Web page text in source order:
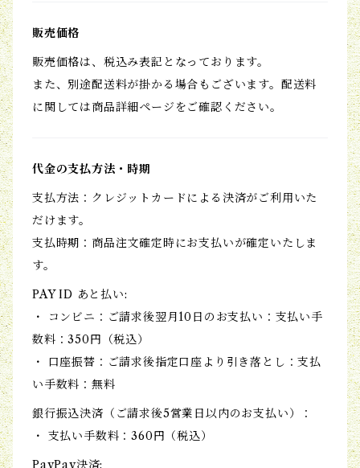
販売価格
販売価格は、税込み表記となっております。
また、別途配送料が掛かる場合もございます。配送料
に関しては商品詳細ページをご確認ください。
代金の支払方法・時期
支払方法：クレジットカードによる決済がご利用いた
だけます。
支払時期：商品注文確定時にお支払いが確定いたしま
す。
PAY ID あと払い:
・ コンビニ：ご請求後翌月10日のお支払い：支払い手
数料：350円（税込）
・ 口座振替：ご請求後指定口座より引き落とし：支払
い手数料：無料
銀行振込決済（ご請求後5営業日以内のお支払い）：
・ 支払い手数料：360円（税込）
PayPay決済: